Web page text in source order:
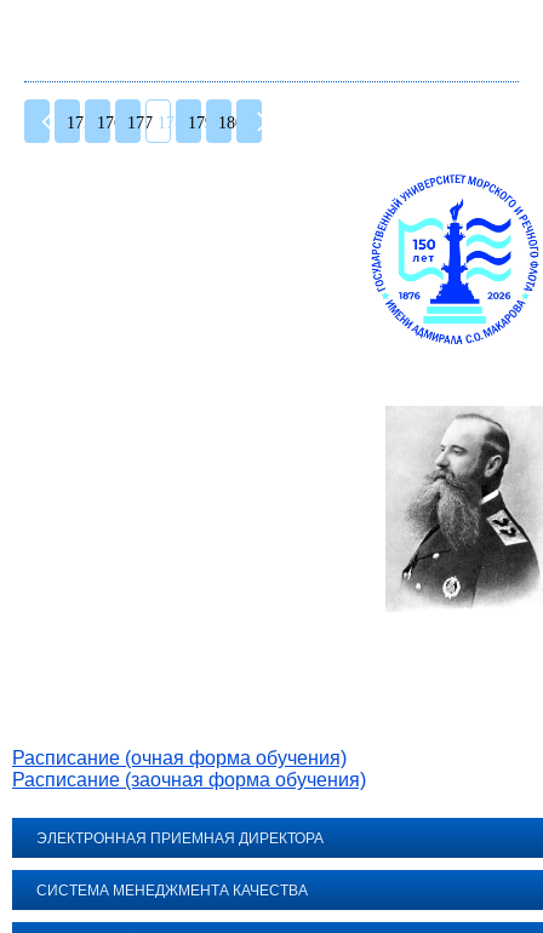
175 176 177 178 179 180
Расписание (очная форма обучения)
Расписание (заочная форма обучения)
ЭЛЕКТРОННАЯ ПРИЕМНАЯ ДИРЕКТОРА
СИСТЕМА МЕНЕДЖМЕНТА КАЧЕСТВА